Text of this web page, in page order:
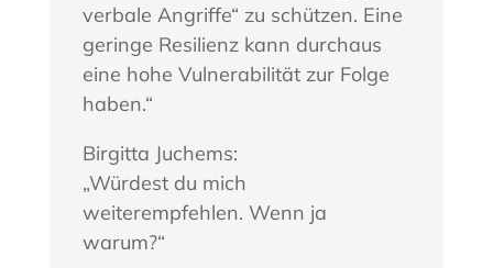
verbale Angriffe“ zu schützen. Eine
geringe Resilienz kann durchaus
eine hohe Vulnerabilität zur Folge
haben.“
Birgitta Juchems:
„Würdest du mich
weiterempfehlen. Wenn ja
warum?“